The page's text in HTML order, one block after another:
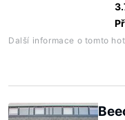
Další informace o tomto